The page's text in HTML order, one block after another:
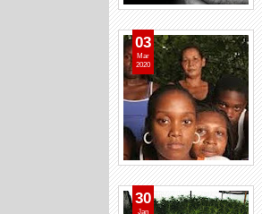
03
Mar
2020
30
Jan